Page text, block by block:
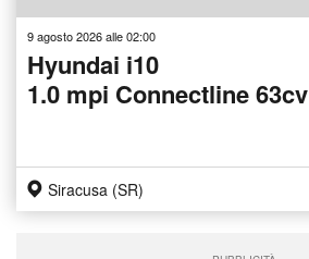
9 agosto 2026 alle 02:00
Hyundai i10
1.0 mpi Connectline 63cv
Siracusa (SR)